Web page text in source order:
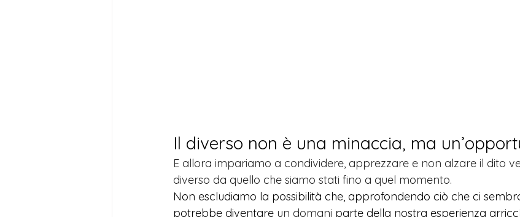
Il diverso non è una minaccia, ma
E allora impariamo a condividere, apprezzare e non alzare il dito
diverso da quello che siamo stati fino a quel momento.
Non escludiamo la possibilità che, approfondendo ciò che ci
potrebbe diventare un domani parte della nostra esperienza